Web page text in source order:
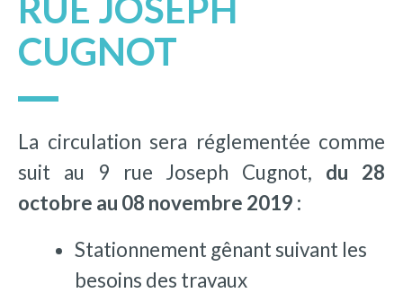
RUE JOSEPH
CUGNOT
La circulation sera réglementée comme
suit au 9 rue Joseph Cugnot, du 28
octobre au 08 novembre 2019 :
Stationnement gênant suivant les
besoins des travaux